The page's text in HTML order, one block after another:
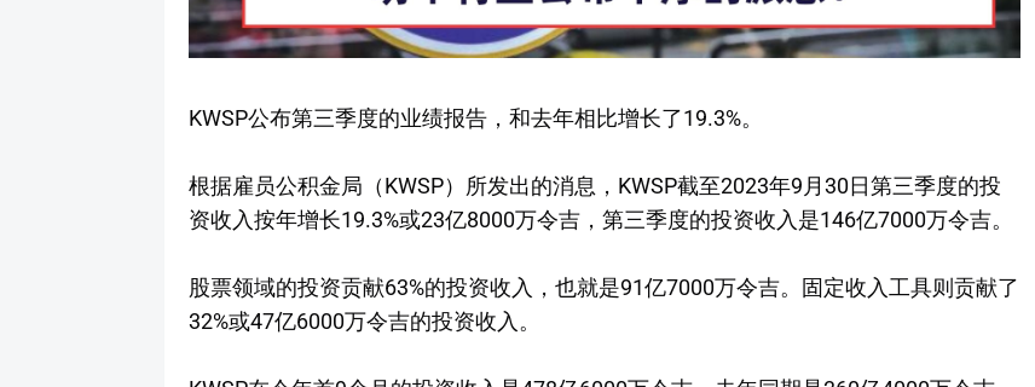
KWSP公布第三季度的业绩报告，和去年相比增长了19.3%。
根据雇员公积金局（KWSP）所发出的消息，KWSP截至2023年9月30日第三季度的投
资收入按年增长19.3%或23亿8000万令吉，第三季度的投资收入是146亿7000万令吉。
股票领域的投资贡献63%的投资收入，也就是91亿7000万令吉。固定收入工具则贡献了
32%或47亿6000万令吉的投资收入。